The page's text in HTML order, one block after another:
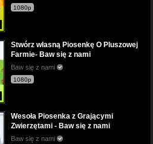
1080p
Stwórz własną Piosenkę O Pluszowej
Farmie- Baw się z nami
Baw się z nami
1080p
Wesoła Piosenka z Grającymi
Zwierzętami - Baw się z nami
Baw się z nami